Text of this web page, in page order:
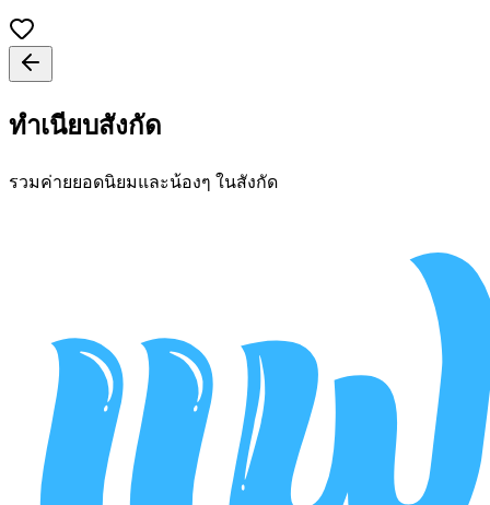
ทำเนียบสังกัด
รวมค่ายยอดนิยมและน้องๆ ในสังกัด